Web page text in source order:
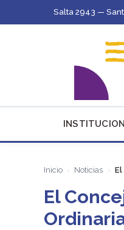
Salta 2943 —
Inicio Noticias
El